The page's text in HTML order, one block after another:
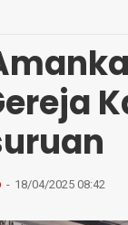
18/04/2025 08:42